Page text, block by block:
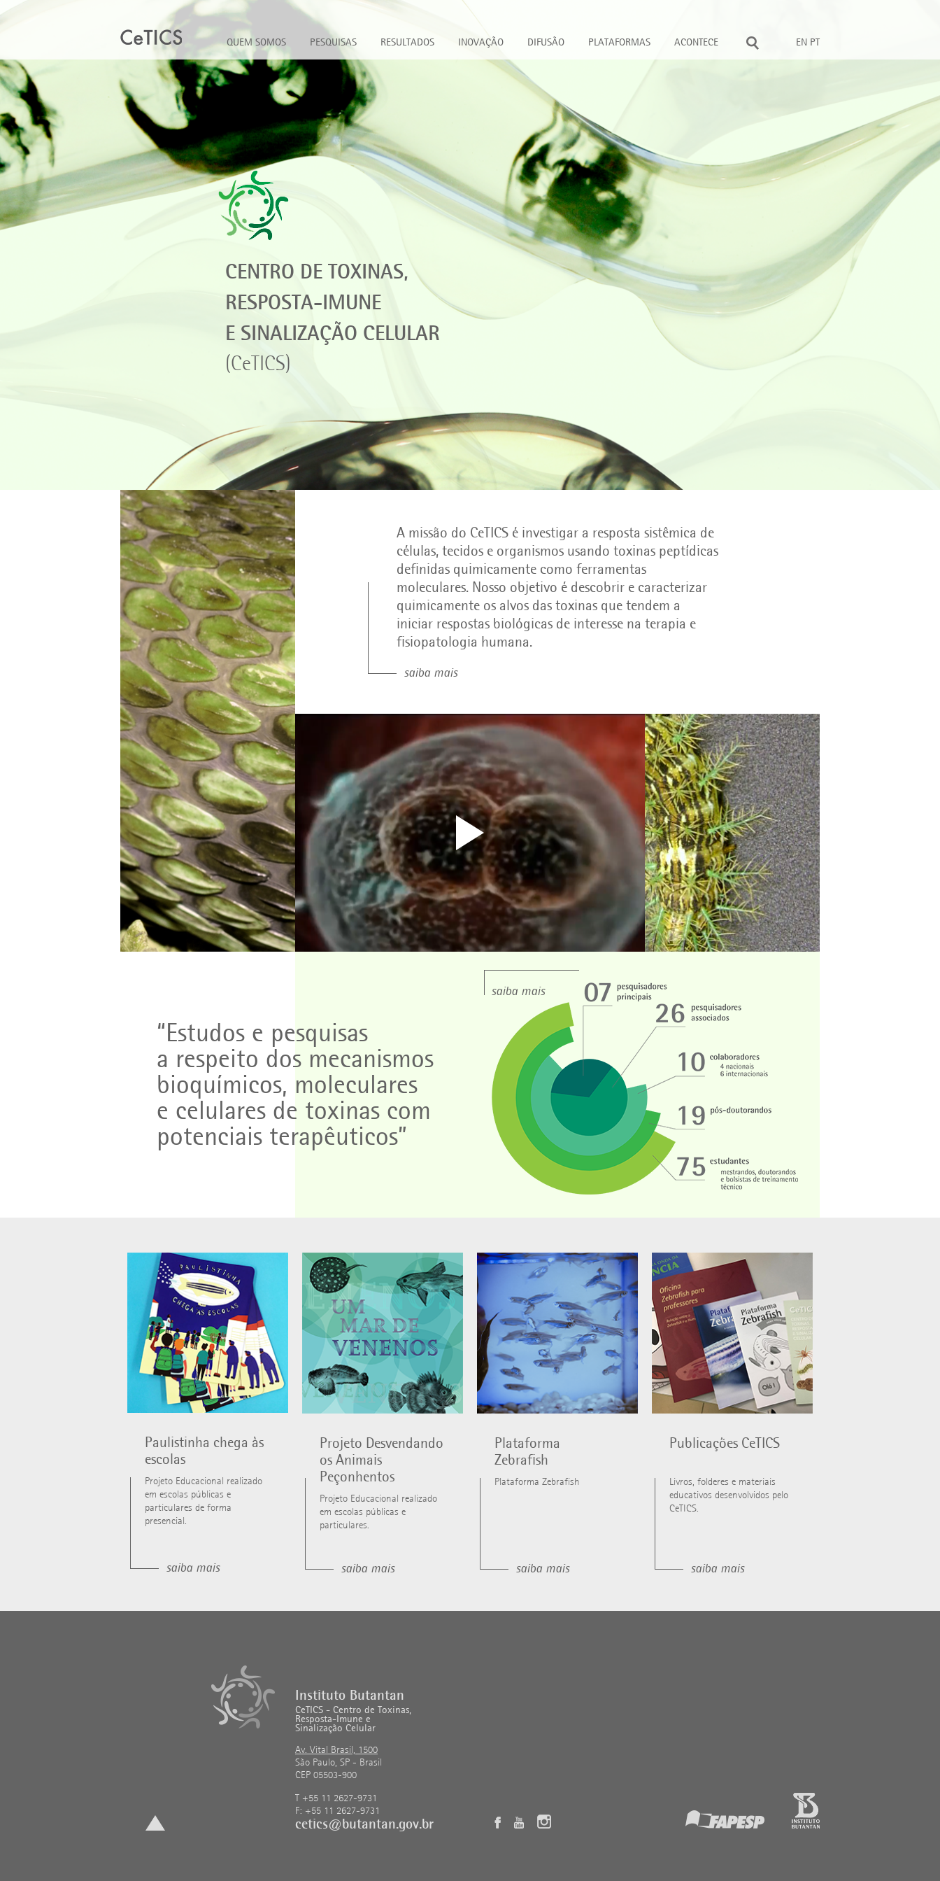
QUEM SOMOS PESQUISAS RESULTADOS INOVAÇÃO DIFUSÃO PLATAFORMAS ACONTECE EN PT
CENTRO DE TOXINAS,
RESPOSTA-IMUNE
E SINALIZAÇÃO CELULAR
(CeTICS)
A missão do CeTICS é investigar a resposta sistêmica de
células, tecidos e organismos usando toxinas peptídicas
definidas quimicamente como ferramentas
moleculares. Nosso objetivo é descobrir e caracterizar
quimicamente os alvos das toxinas que tendem a
iniciar respostas biológicas de interesse na terapia e
fisiopatologia humana.
saiba mais
“Estudos e pesquisas
a respeito dos mecanismos
bioquímicos, moleculares
e celulares de toxinas com
potenciais terapêuticos”
saiba mais
Paulistinha chega às
escolas
Projeto Educacional realizado
em escolas públicas e
particulares de forma
presencial.
saiba mais
Projeto Desvendando
os Animais
Peçonhentos
Projeto Educacional realizado
em escolas públicas e
particulares.
saiba mais
Plataforma
Zebrafish
Plataforma Zebrafish
saiba mais
Publicações CeTICS
Livros, folderes e materiais
educativos desenvolvidos pelo
CeTICS.
saiba mais
Instituto Butantan
CeTICS - Centro de Toxinas,
Resposta-Imune e
Sinalização Celular
Av. Vital Brasil, 1500
São Paulo, SP - Brasil
CEP 05503-900
T +55 11 2627-9731
F: +55 11 2627-9731
cetics@butantan.gov.br